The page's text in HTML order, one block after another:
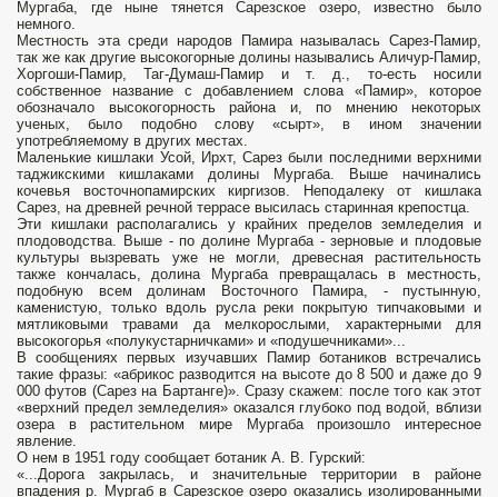
Мургаба, где ныне тянется Сарезское озеро, известно было
немного.
Местность эта среди народов Памира называлась Сарез-Памир,
так же как другие высокогорные долины назывались Аличур-Памир,
Хоргоши-Памир, Таг-Думаш-Памир и т. д., то-есть носили
собственное название с добавлением слова «Памир», которое
обозначало высокогорность района и, по мнению некоторых
ученых, было подобно слову «сырт», в ином значении
употребляемому в других местах.
Маленькие кишлаки Усой, Ирхт, Сарез были последними верхними
таджикскими кишлаками долины Мургаба. Выше начинались
кочевья восточнопамирских киргизов. Неподалеку от кишлака
Сарез, на древней речной террасе высилась старинная крепостца.
Эти кишлаки располагались у крайних пределов земледелия и
плодоводства. Выше - по долине Мургаба - зерновые и плодовые
культуры вызревать уже не могли, древесная растительность
также кончалась, долина Мургаба превращалась в местность,
подобную всем долинам Восточного Памира, - пустынную,
каменистую, только вдоль русла реки покрытую типчаковыми и
мятликовыми травами да мелкорослыми, характерными для
высокогорья «полукустарничками» и «подушечниками»...
В сообщениях первых изучавших Памир ботаников встречались
такие фразы: «абрикос разводится на высоте до 8 500 и даже до 9
000 футов (Сарез на Бартанге)». Сразу скажем: после того как этот
«верхний предел земледелия» оказался глубоко под водой, вблизи
озера в растительном мире Мургаба произошло интересное
явление.
О нем в 1951 году сообщает ботаник А. В. Гурский:
«...Дорога закрылась, и значительные территории в районе
впадения р. Мургаб в Сарезское озеро оказались изолированными